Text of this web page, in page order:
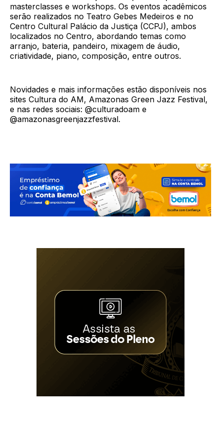
masterclasses e workshops. Os eventos acadêmicos
serão realizados no Teatro Gebes Medeiros e no
Centro Cultural Palácio da Justiça (CCPJ), ambos
localizados no Centro, abordando temas como
arranjo, bateria, pandeiro, mixagem de áudio,
criatividade, piano, composição, entre outros.
Novidades e mais informações estão disponíveis nos
sites Cultura do AM, Amazonas Green Jazz Festival,
e nas redes sociais: @culturadoam e
@amazonasgreenjazzfestival.